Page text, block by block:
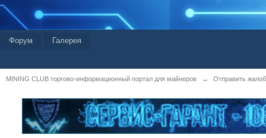
Форум Галерея
MINING CLUB торгово-информационный портал для майнеров → Отправить